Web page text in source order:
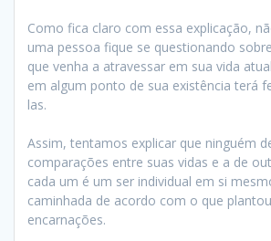
Como fica claro com essa explicação,
uma pessoa fique se questionando
que venha a atravessar em sua vida
em algum ponto de sua existência terá
las.
Assim, tentamos explicar que ninguém
comparações entre suas vidas e a de
cada um é um ser individual em si
caminhada de acordo com o que
encarnações.